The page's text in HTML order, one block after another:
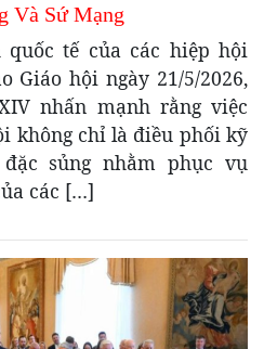
Và Sứ Mạng
tế của các hiệp hội
Giáo hội ngày 21/5/2026,
nhấn mạnh rằng việc
không chỉ là điều phối kỹ
sủng nhằm phục vụ
các […]